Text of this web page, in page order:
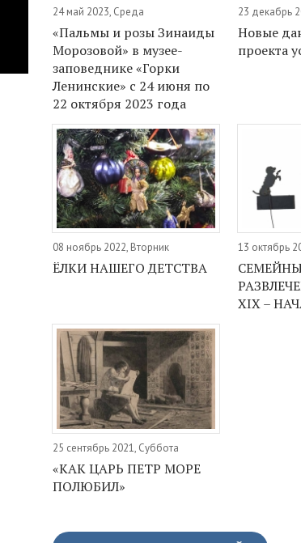
24 май 2023, Среда
«Пальмы и розы Зинаиды
Морозовой» в музее-
заповеднике «Горки
Ленинские» с 24 июня по
22 октября 2023 года
23 декабрь
Новые
проекта
08 ноябрь 2022, Вторник
ЁЛКИ НАШЕГО ДЕТСТВА
13 октябрь
XIX –
25 сентябрь 2021, Суббота
«КАК ЦАРЬ ПЕТР МОРЕ
ПОЛЮБИЛ»